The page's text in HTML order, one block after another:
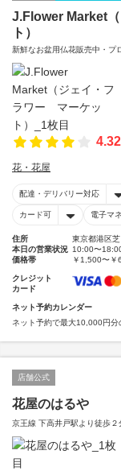
J.Flower Market
ト）
新鮮なお盆用仏花販売中・プ
4.32
花・花屋
配達・デリバリー対応
カード可 電子マ
住所
東京都港区
本日の営業状況 10:00〜
価格帯
￥1,500〜￥
クレジット
カード
ネット予約カレンダー
ネット予約で最大10,000円分
店舗公式
花屋のはるや
京王線 下高井戸駅より徒歩２